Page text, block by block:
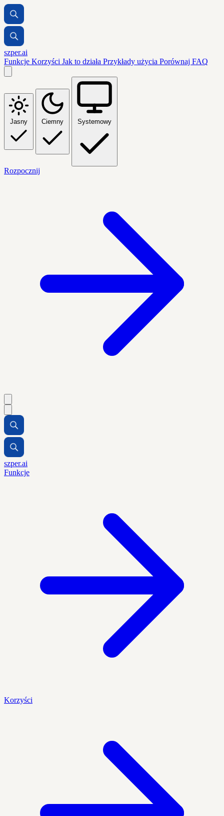
szper.ai
Funkcje Korzyści Jak to działa Przykłady użycia Porównaj FAQ
Jasny Ciemny Systemowy
Rozpocznij
szper.ai
Funkcje
Korzyści